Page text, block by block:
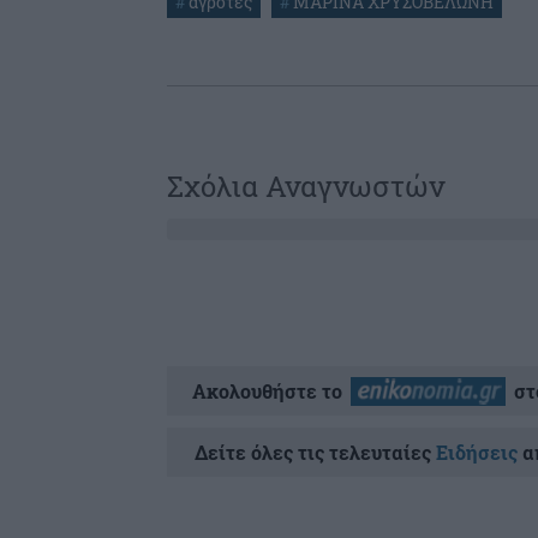
Σχόλια Αναγνωστών
Ακολουθήστε το
Δείτε όλες τις τελευταίεςΕιδήσεις